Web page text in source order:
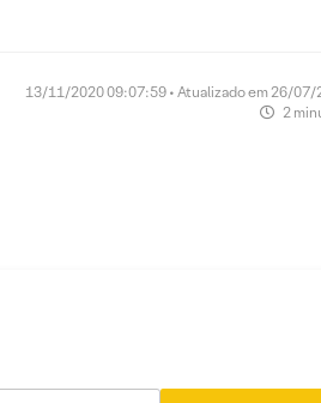
13/11/2020 09:07:59 • Atualizado em 26/
2